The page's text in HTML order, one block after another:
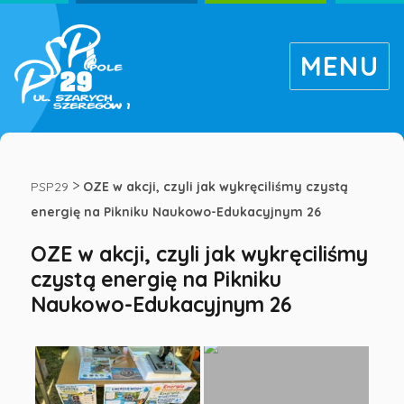
OZE
w
czyli
wykręciliśmy
MENU
PSP29 > OZE w akcji, czyli jak wykręciliśmy czystą
energię na Pikniku Naukowo-Edukacyjnym 26
OZE w akcji, czyli jak wykręciliśmy
czystą energię na Pikniku
Naukowo-Edukacyjnym 26